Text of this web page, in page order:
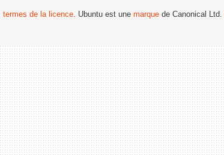
termes de la licence. Ubuntu est une marque de Canonical Ltd.